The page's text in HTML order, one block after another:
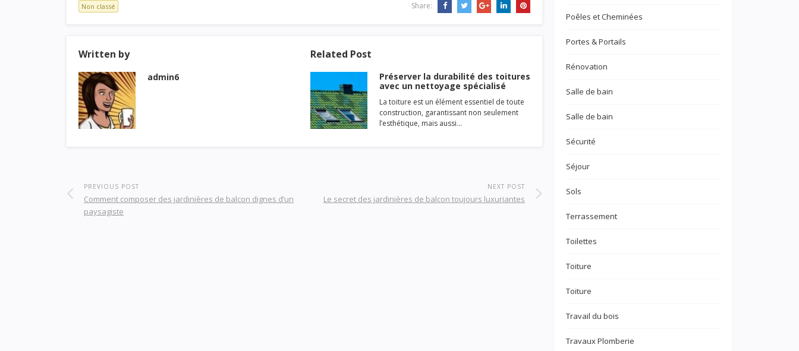
Non classé Share:
Written by
admin6
Related Post
Préserver la durabilité des toitures
avec un nettoyage spécialisé
La toiture est un élément essentiel de toute
construction, garantissant non seulement
l’esthétique, mais aussi…
PREVIOUS POST
Comment composer des jardinières de balcon dignes d’un
paysagiste
NEXT POST
Le secret des jardinières de balcon toujours luxuriantes
Poêles et Cheminées
Portes & Portails
Rénovation
Salle de bain
Salle de bain
Sécurité
Séjour
Sols
Terrassement
Toilettes
Toiture
Toiture
Travail du bois
Travaux Plomberie